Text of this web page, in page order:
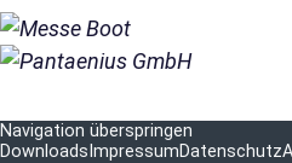
Navigation überspringen
Downloads ImpressumDatenschutz